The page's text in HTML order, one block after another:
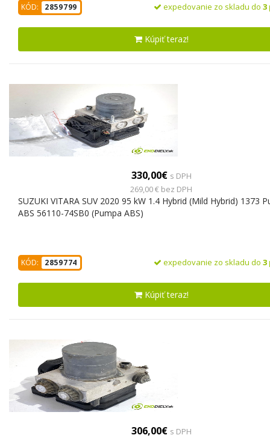
KÓD: 2859799 expedovanie zo skladu do 3
Kúpiť teraz!
330,00€ s DPH
269,00 € bez DPH
SUZUKI VITARA SUV 2020 95 kW 1.4 Hybrid (Mild Hybrid) 1373
ABS 56110-74SB0 (Pumpa ABS)
KÓD: 2859774 expedovanie zo skladu do 3
Kúpiť teraz!
306,00€ s DPH